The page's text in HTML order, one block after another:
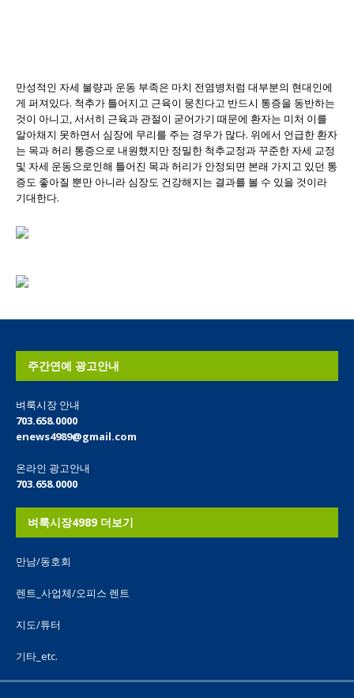
만성적인 자세 불량과 운동 부족은 마치 전염병처럼 대부분의 현대인에
게 퍼져있다. 척추가 틀어지고 근육이 뭉친다고 반드시 통증을 동반하는
것이 아니고, 서서히 근육과 관절이 굳어가기 때문에 환자는 미처 이를
알아채지 못하면서 심장에 무리를 주는 경우가 많다. 위에서 언급한 환자
는 목과 허리 통증으로 내원했지만 정밀한 척추교정과 꾸준한 자세 교정
및 자세 운동으로인해 틀어진 목과 허리가 안정되면 본래 가지고 있던 통
증도 좋아질 뿐만 아니라 심장도 건강해지는 결과를 볼 수 있을 것이라
기대한다.
주간연예 광고안내
벼룩시장 안내
703.658.0000
enews4989@gmail.com
온라인 광고안내
703.658.0000
벼룩시장4989 더보기
만남/동호회
렌트_사업체/오피스 렌트
지도/튜터
기타_etc.